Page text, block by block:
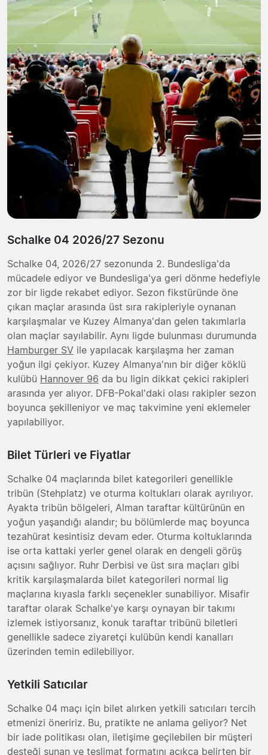
Schalke 04 2026/27 Sezonu
Schalke 04, 2026/27 sezonunda 2. Bundesliga'da
mücadele ediyor ve Bundesliga'ya geri dönme hedefiyle
zor bir ligde rekabet ediyor. Sezon fikstüründe öne
çıkan maçlar arasında üst sıra rakipleriyle oynanan
karşılaşmalar ve Kuzey Almanya'dan gelen takımlarla
olan maçlar sayılabilir. Aynı ligde bulunması durumunda
Hamburger SV ile yapılacak karşılaşma her zaman
yoğun ilgi çekiyor. Kuzey Almanya'nın bir diğer köklü
kulübü Hannover 96 da bu ligin dikkat çekici rakipleri
arasında yer alıyor. DFB-Pokal'daki olası rakipler sezon
boyunca şekilleniyor ve maç takvimine yeni eklemeler
yapılabiliyor.
Bilet Türleri ve Fiyatlar
Schalke 04 maçlarında bilet kategorileri genellikle
tribün (Stehplatz) ve oturma koltukları olarak ayrılıyor.
Ayakta tribün bölgeleri, Alman taraftar kültürünün en
yoğun yaşandığı alandır; bu bölümlerde maç boyunca
tezahürat kesintisiz devam eder. Oturma koltuklarında
ise orta kattaki yerler genel olarak en dengeli görüş
açısını sağlıyor. Ruhr Derbisi ve üst sıra maçları gibi
kritik karşılaşmalarda bilet kategorileri normal lig
maçlarına kıyasla farklı seçenekler sunabiliyor. Misafir
taraftar olarak Schalke'ye karşı oynayan bir takımı
izlemek istiyorsanız, konuk taraftar tribünü biletleri
genellikle sadece ziyaretçi kulübün kendi kanalları
üzerinden temin edilebiliyor.
Yetkili Satıcılar
Schalke 04 maçı için bilet alırken yetkili satıcıları tercih
etmenizi öneririz. Bu, pratikte ne anlama geliyor? Net
bir iade politikası olan, iletişime geçilebilen bir müşteri
desteği sunan ve teslimat formatını açıkça belirten bir